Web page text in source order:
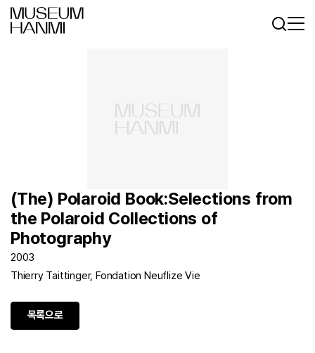
(The) Polaroid Book:Selections from
the Polaroid Collections of
Photography
2003
Thierry Taittinger, Fondation Neuflize Vie
목록으로